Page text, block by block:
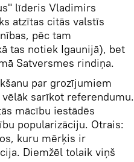
līderis Vladimirs
atzītas citās valstīs
pēc tam
tas notiek Igaunijā), bet
Satversmes rindiņa.
par grozījumiem
sarīkot referendumu.
mācību iestādēs
popularizāciju. Otrais:
kuru mērķis ir
Diemžēl tolaik viņš